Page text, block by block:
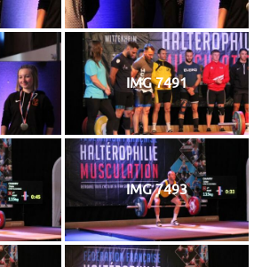
IMG 7491
IMG 7493